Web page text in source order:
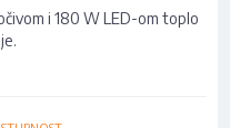
i 180 W LED-om toplo